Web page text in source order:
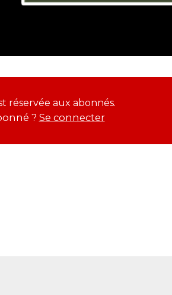
réservée aux abonnés.
? Se connecter